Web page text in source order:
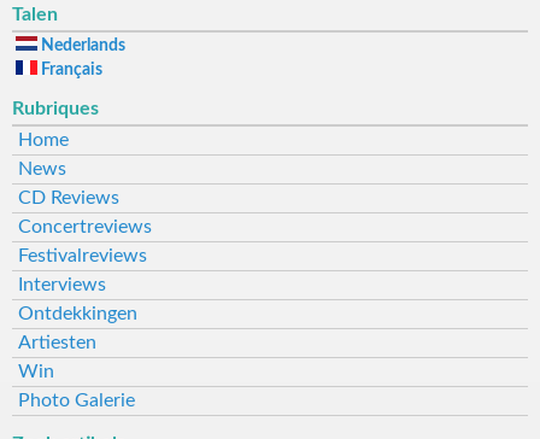
Talen
Nederlands
Français
Rubriques
Home
News
CD Reviews
Concertreviews
Festivalreviews
Interviews
Ontdekkingen
Artiesten
Win
Photo Galerie